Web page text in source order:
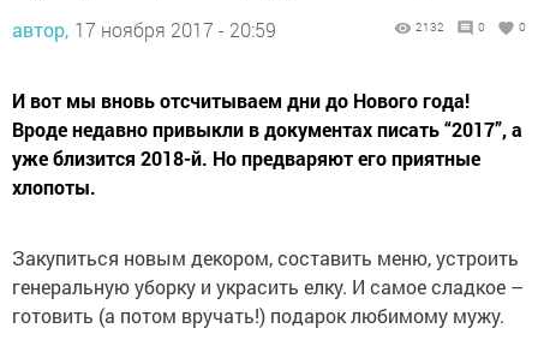
автор, 17 ноября 2017 - 20:59 2132 0 0
И вот мы вновь отсчитываем дни до Нового года!
Вроде недавно привыкли в документах писать “2017”, а
уже близится 2018-й. Но предваряют его приятные
хлопоты.
Закупиться новым декором, составить меню, устроить
генеральную уборку и украсить елку. И самое сладкое –
готовить (а потом вручать!) подарок любимому мужу.